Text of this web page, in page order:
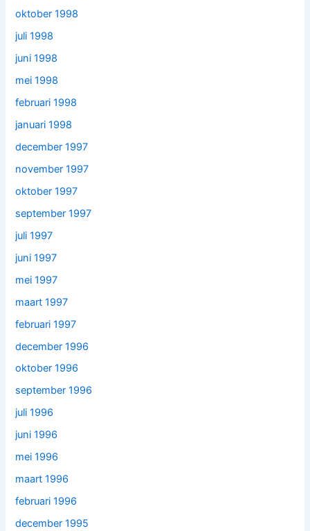
oktober 1998
juli 1998
juni 1998
mei 1998
februari 1998
januari 1998
december 1997
november 1997
oktober 1997
september 1997
juli 1997
juni 1997
mei 1997
maart 1997
februari 1997
december 1996
oktober 1996
september 1996
juli 1996
juni 1996
mei 1996
maart 1996
februari 1996
december 1995